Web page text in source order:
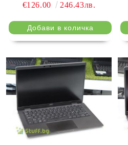
€126.00
246.43лв.